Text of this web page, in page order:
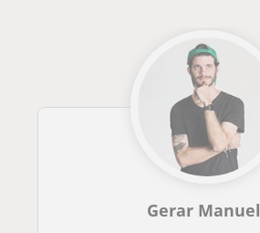
Gerar Manuel